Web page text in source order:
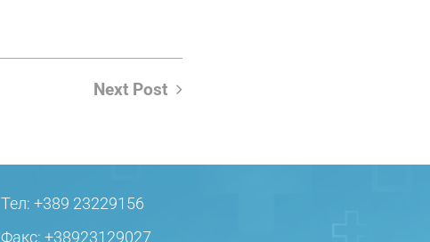
Next Post
Тел: +389 23229156
Факс: +38923129027